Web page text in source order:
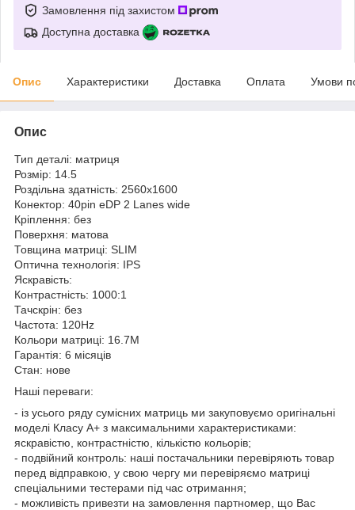
Замовлення під захистом
Доступна доставка
Опис Характеристики Доставка Оплата Умови
Опис
Тип деталі: матриця
Розмір: 14.5
Роздільна здатність: 2560x1600
Конектор: 40pin eDP 2 Lanes wide
Кріплення: без
Поверхня: матова
Товщина матриці: SLIM
Оптична технологія: IPS
Яскравість:
Контрастність: 1000:1
Тачскрін: без
Частота: 120Hz
Кольори матриці: 16.7M
Гарантія: 6 місяців
Стан: нове
Наші переваги:
- із усього ряду сумісних матриць ми закуповуємо оригінальні
моделі Класу А+ з максимальними характеристиками:
яскравістю, контрастністю, кількістю кольорів;
- подвійний контроль: наші постачальники перевіряють товар
перед відправкою, у свою чергу ми перевіряємо матриці
спеціальними тестерами під час отримання;
- можливість привезти на замовлення партномер, що Вас